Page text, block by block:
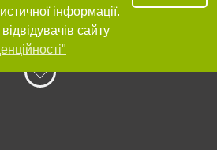
інформації.
сайту